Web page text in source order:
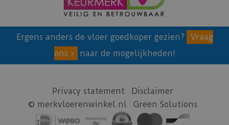
Ergens anders de vloer goedkoper gezien?
Vraag
ons
naar de mogelijkheden!
Privacy statement
Disclaimer
© merkvloerenwinkel.nl
Green Solutions